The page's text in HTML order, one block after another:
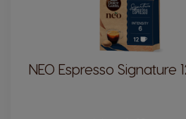
NEO Espresso Signature